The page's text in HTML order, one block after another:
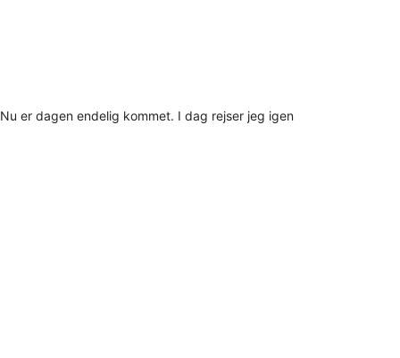
Nu er dagen endelig kommet. I dag rejser jeg igen